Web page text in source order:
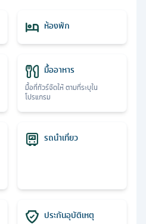
ห้องพัก
มื้ออาหาร
มื้อที่ทัวร์จัดให้ ตามที่ระบุใน
โปรแกรม
รถนำเที่ยว
ประกันอุบัติเหตุ